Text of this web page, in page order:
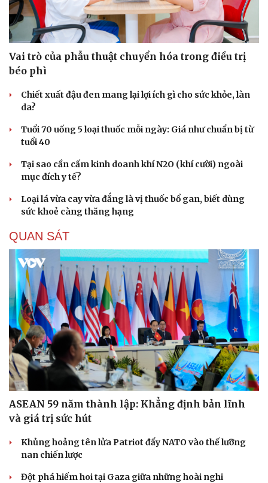
Cải chính
Vai trò của phẫu thuật chuyển hóa trong điều trị
béo phì
Chiết xuất đậu đen mang lại lợi ích gì cho sức khỏe, làn
da?
Tuổi 70 uống 5 loại thuốc mỗi ngày: Giá như chuẩn bị từ
tuổi 40
Tại sao cần cấm kinh doanh khí N2O (khí cười) ngoài
mục đích y tế?
Loại lá vừa cay vừa đắng là vị thuốc bổ gan, biết dùng
sức khoẻ càng thăng hạng
QUAN SÁT
ASEAN 59 năm thành lập: Khẳng định bản lĩnh
và giá trị sức hút
Khủng hoảng tên lửa Patriot đẩy NATO vào thế lưỡng
nan chiến lược
Đột phá hiếm hoi tại Gaza giữa những hoài nghi